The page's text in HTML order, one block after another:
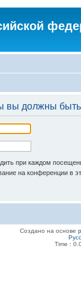
вы должны
при каждом
на конференции в
Создано на основе
Time :